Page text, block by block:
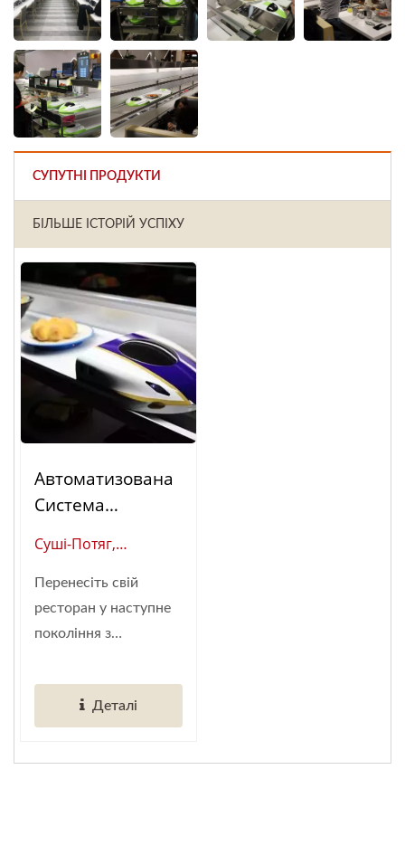
СУПУТНІ ПРОДУКТИ
БІЛЬШЕ ІСТОРІЙ УСПІХУ
Автоматизована
Система
Шинкансен
(суші-Потяг)
Суші-Потяг,
(Глобальний
Постачальник
Ресторанів)
Перенесіть свій
ресторан у наступне
покоління з
Деталі